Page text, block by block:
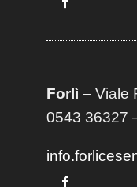
Forlì – Viale
0543 36327